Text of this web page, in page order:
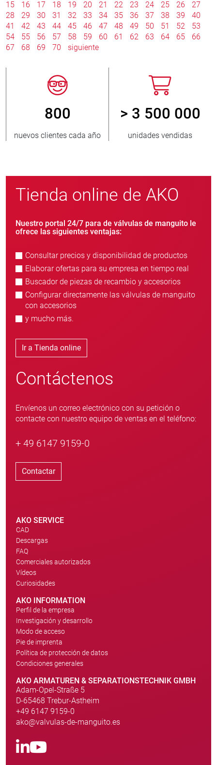
15
16 17 18 19 20 21 22 23 24 25 26
27
28
29 30 31 32 33 34 35 36 37 38 39
40
41
42 43 44 45 46 47 48 49 50 51 52
53
54
55 56 57 58 59 60 61 62 63 64 65
66
67
68 69 70 siguiente
800
nuevos clientes cada año
> 3 500 000
unidades vendidas
Tienda online de AKO
Nuestro portal 24/7 para de válvulas de manguito le
ofrece las siguientes ventajas:
Consultar precios y disponibilidad de productos
Elaborar ofertas para su empresa en tiempo real
Buscador de piezas de recambio y accesorios
Configurar directamente las válvulas de manguito
con accesorios
y mucho más.
Ir a Tienda online
Contáctenos
Envíenos un correo electrónico con su petición o
contacte con nuestro equipo de ventas en el teléfono:
+ 49 6147 9159-0
Contactar
AKO SERVICE
CAD
Descargas
FAQ
Comerciales autorizados
Vídeos
Curiosidades
AKO INFORMATION
Perfil de la empresa
Investigación y desarrollo
Modo de acceso
Pie de imprenta
Política de protección de datos
Condiciones generales
AKO ARMATUREN & SEPARATIONSTECHNIK GMBH
Adam-Opel-Straße 5
D-65468 Trebur-Astheim
+49 6147 9159-0
ako@valvulas-de-manguito.es